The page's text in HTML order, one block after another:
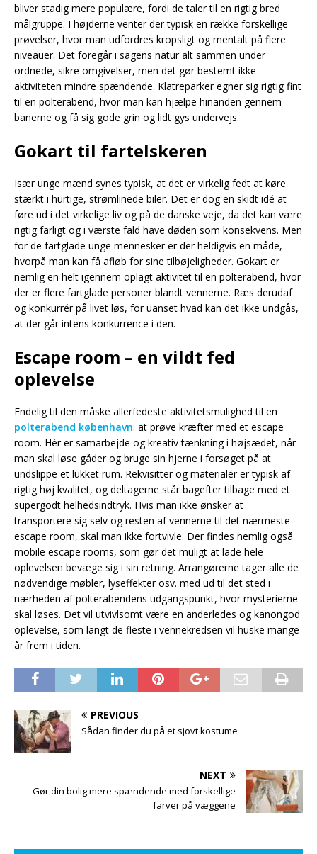
bliver stadig mere populære, fordi de taler til en rigtig bred
målgruppe. I højderne venter der typisk en række forskellige
prøvelser, hvor man udfordres kropsligt og mentalt på flere
niveauer. Det foregår i sagens natur alt sammen under
ordnede, sikre omgivelser, men det gør bestemt ikke
aktiviteten mindre spændende. Klatreparker egner sig rigtig fint
til en polterabend, hvor man kan hjælpe hinanden gennem
banerne og få sig gode grin og lidt gys undervejs.
Gokart til fartelskeren
Især unge mænd synes typisk, at det er virkelig fedt at køre
stærkt i hurtige, strømlinede biler. Det er dog en skidt idé at
føre ud i det virkelige liv og på de danske veje, da det kan være
rigtig farligt og i værste fald have døden som konsekvens. Men
for de fartglade unge mennesker er der heldigvis en måde,
hvorpå man kan få afløb for sine tilbøjeligheder. Gokart er
nemlig en helt igennem oplagt aktivitet til en polterabend, hvor
der er flere fartglade personer blandt vennerne. Ræs derudaf
og konkurrér på livet løs, for uanset hvad kan det ikke undgås,
at der går intens konkurrence i den.
Escape room – en vildt fed
oplevelse
Endelig til den måske allerfedeste aktivitetsmulighed til en
polterabend københavn: at prøve kræfter med et escape
room. Hér er samarbejde og kreativ tænkning i højsædet, når
man skal løse gåder og bruge sin hjerne i forsøget på at
undslippe et lukket rum. Rekvisitter og materialer er typisk af
rigtig høj kvalitet, og deltagerne står bagefter tilbage med et
supergodt helhedsindtryk. Hvis man ikke ønsker at
transportere sig selv og resten af vennerne til det nærmeste
escape room, skal man ikke fortvivle. Der findes nemlig også
mobile escape rooms, som gør det muligt at lade hele
oplevelsen bevæge sig i sin retning. Arrangørerne tager alle de
nødvendige møbler, lyseffekter osv. med ud til det sted i
nærheden af polterabendens udgangspunkt, hvor mysterierne
skal løses. Det vil utvivlsomt være en anderledes og kanongod
oplevelse, som langt de fleste i vennekredsen vil huske mange
år frem i tiden.
PREVIOUS
Sådan finder du på et sjovt kostume
NEXT
Gør din bolig mere spændende med forskellige
farver på væggene